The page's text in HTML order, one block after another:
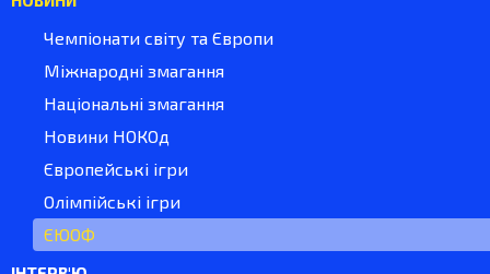
Чемпіонати світу та Європи
Міжнародні змагання
Національні змагання
Новини НОКОд
Європейські ігри
Олімпійські ігри
ЄЮОФ